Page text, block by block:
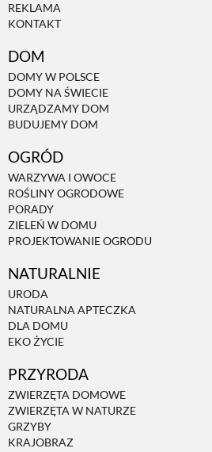
REKLAMA
KONTAKT
DOM
DOMY W POLSCE
DOMY NA ŚWIECIE
URZĄDZAMY DOM
BUDUJEMY DOM
OGRÓD
WARZYWA I OWOCE
ROŚLINY OGRODOWE
PORADY
ZIELEŃ W DOMU
PROJEKTOWANIE OGRODU
NATURALNIE
URODA
NATURALNA APTECZKA
DLA DOMU
EKO ŻYCIE
PRZYRODA
ZWIERZĘTA DOMOWE
ZWIERZĘTA W NATURZE
GRZYBY
KRAJOBRAZ